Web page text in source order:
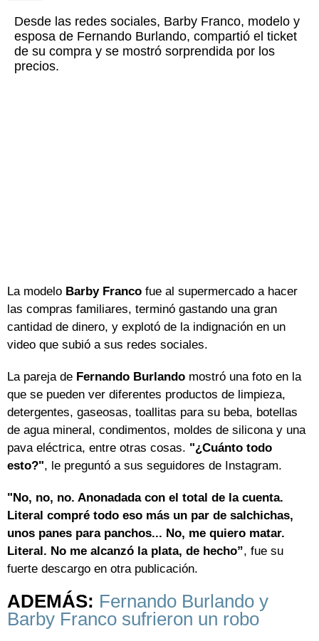
Desde las redes sociales, Barby Franco, modelo y
esposa de Fernando Burlando, compartió el ticket
de su compra y se mostró sorprendida por los
precios.
La modelo Barby Franco fue al supermercado a hacer
las compras familiares, terminó gastando una gran
cantidad de dinero, y explotó de la indignación en un
video que subió a sus redes sociales.
La pareja de Fernando Burlando mostró una foto en la
que se pueden ver diferentes productos de limpieza,
detergentes, gaseosas, toallitas para su beba, botellas
de agua mineral, condimentos, moldes de silicona y una
pava eléctrica, entre otras cosas. "¿Cuánto todo
esto?", le preguntó a sus seguidores de Instagram.
"No, no, no. Anonadada con el total de la cuenta.
Literal compré todo eso más un par de salchichas,
unos panes para panchos... No, me quiero matar.
Literal. No me alcanzó la plata, de hecho”, fue su
fuerte descargo en otra publicación.
ADEMÁS: Fernando Burlando y
Barby Franco sufrieron un robo